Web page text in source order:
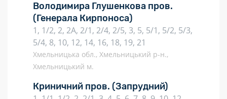
Володимира Глушенкова пров.
(Генерала Кирпоноса)
1, 1/2, 2, 2А, 2/1, 2/4, 2/5, 3, 5, 5/1, 5/2, 5/3,
5/4, 8, 10, 12, 14, 16, 18, 19, 21
Хмельницька обл., Хмельницький р-н.,
Хмельницький м.
Криничний пров. (Запрудний)